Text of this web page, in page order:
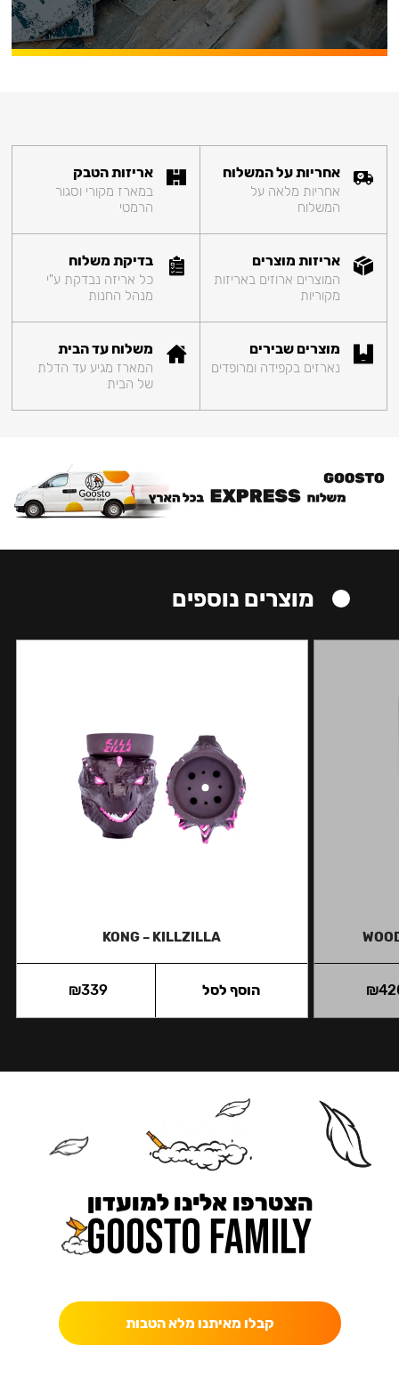
אחריות על המשלוח
אחריות מלאה על
המשלוח
אריזות הטבק
במארז מקורי וסגור
הרמטי
אריזות מוצרים
המוצרים ארוזים באריזות
מקוריות
בדיקת משלוח
כל אריזה נבדקת ע"י
מנהל החנות
מוצרים שבירים
נארזים בקפידה ומרופדים
משלוח עד הבית
המארז מגיע עד הדלת
של הבית
מוצרים נוספים
₪
KONG – KILLZILLA
₪339 הוסף לסל
הצטרפו אלינו למועדון
קבלו מאיתנו מלא הטבות